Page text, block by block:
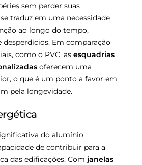
sem perder suas
traduz em uma necessidade
ao longo do tempo,
desperdícios. Em comparação
como o PVC, as esquadrias
oferecem uma
o que é um ponto a favor em
pela longevidade.
do alumínio
de contribuir para a
das edificações. Com janelas